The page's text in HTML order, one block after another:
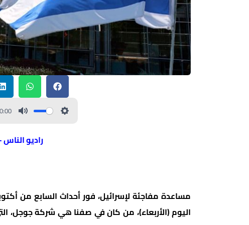
راديو
مساعدة مفاجئة لإسرائيل، فور أحداث السابع من
اليوم (الأربعاء)، من كان في صفنا هي شركة جوجل،